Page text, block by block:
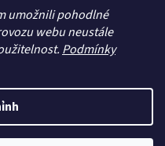
umožnili pohodlné
webu neustále
Podmínky